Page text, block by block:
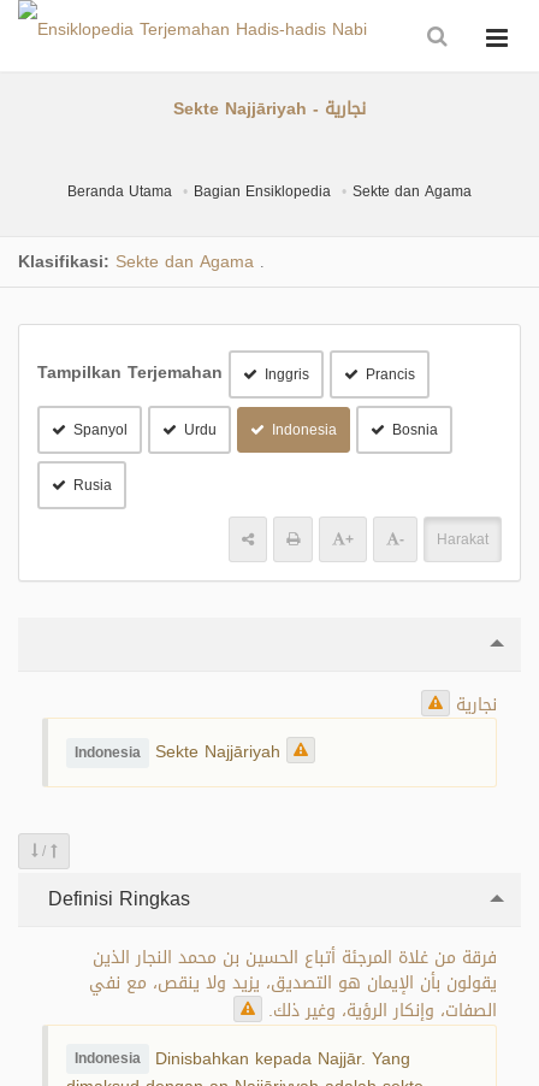
Sekte Najjāriyah - نجارية
Beranda Utama Bagian Ensiklopedia Sekte dan Agama
Klasifikasi: Sekte dan Agama
Tampilkan Terjemahan Inggris Prancis
Spanyol Urdu Indonesia Bosnia
Rusia
+ - Harakat
نجارية
Indonesia Sekte Najjāriyah
/
Definisi Ringkas
فرقة من غلاة المرجئة أتباع الحسين بن محمد النجار الذين
يقولون بأن الإيمان هو التصديق، يزيد ولا ينقص، مع نفي
الصفات، وإنكار الرؤية، وغير ذلك.
Indonesia Dinisbahkan kepada Najjār. Yang